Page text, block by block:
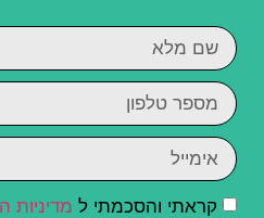
קראתי והסכמתי ל מדיניות